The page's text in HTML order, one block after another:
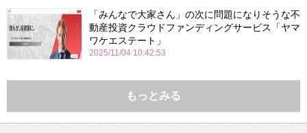
「みんなで大家さん」の次に問題になりそうな不
動産投資クラウドファンディングサービス「ヤマ
ワケエステート」
2025/11/04 10:42:53
もっとみる